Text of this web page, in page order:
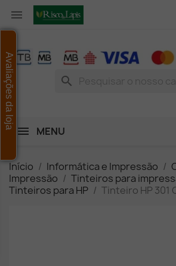

search
MENU
Início Informática e Impressão
Impressão
Tinteiros para
Tinteiros para HP
Tinteiro HP 301
Avaliações da loja